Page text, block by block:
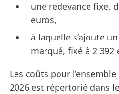
une redevance fixe,
euros,
à laquelle s’ajoute
marqué, fixé à 2 392
Les coûts pour
2026 est répertorié dans